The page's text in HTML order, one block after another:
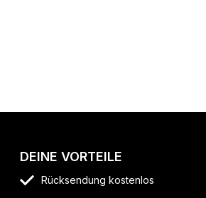
DEINE VORTEILE
Rücksendung kostenlos